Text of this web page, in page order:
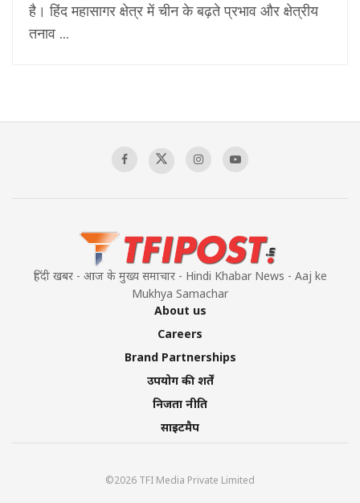
है। हिंद महासागर क्षेत्र में चीन के बढ़ते प्रभाव और क्षेत्रीय
तनाव ...
हिंदी खबर - आज के मुख्य समाचार - Hindi Khabar News - Aaj ke
Mukhya Samachar
About us
Careers
Brand Partnerships
उपयोग की शर्तें
निजता नीति
साइटमैप
©2026 TFI Media Private Limited